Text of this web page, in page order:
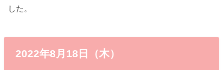
した。
2022年8月18日（木）